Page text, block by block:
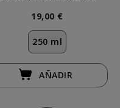
19,00 €
250 ml
AÑADIR